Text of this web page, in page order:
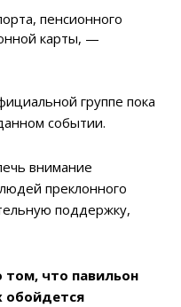
пенсионного
карты, —
группе пока
событии.
внимание
преклонного
поддержку,
том, что павильон